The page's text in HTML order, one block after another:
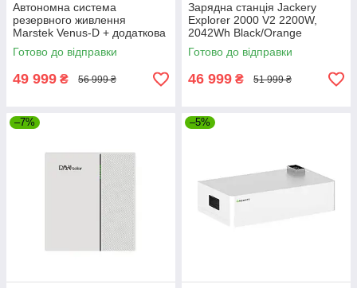
Автономна система
резервного живлення
Marstek Venus-D + додаткова
батарея Venus-D Battery
2200 Вт (Venus-D + Venus-D
Battery)
Готово до відправки
49 999 ₴ 56 999 ₴
Зарядна станція Jackery
Explorer 2000 V2 2200W,
2042Wh Black/Orange
Готово до відправки
46 999 ₴ 51 999 ₴
–7% –5%